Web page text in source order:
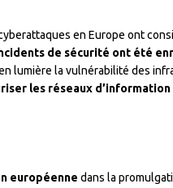
en Europe ont
de sécurité ont été
lumière la vulnérabilité des
les réseaux
européenne dans la